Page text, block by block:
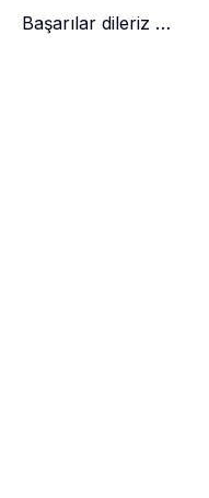
Başarılar dileriz …